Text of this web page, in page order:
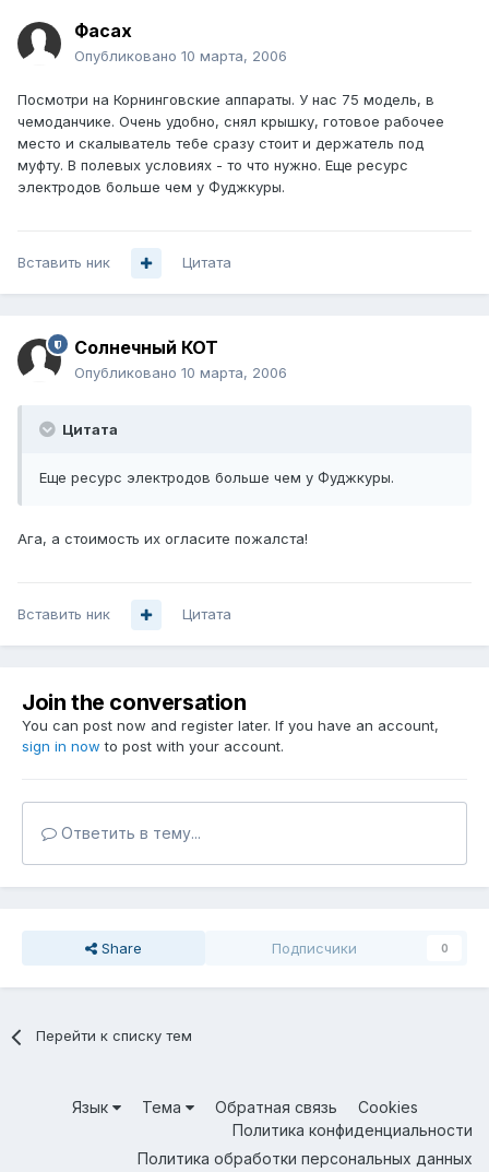
Фасах
Опубликовано 10 марта, 2006
Посмотри на Корнинговские аппараты. У нас 75 модель, в
чемоданчике. Очень удобно, снял крышку, готовое рабочее
место и скалыватель тебе сразу стоит и держатель под
муфту. В полевых условиях - то что нужно. Еще ресурс
электродов больше чем у Фуджкуры.
Вставить ник Цитата
Солнечный КОТ
Опубликовано 10 марта, 2006
Цитата
Еще ресурс электродов больше чем у Фуджкуры.
Ага, а стоимость их огласите пожалста!
Вставить ник Цитата
Join the conversation
You can post now and register later. If you have an account,
sign in now to post with your account.
Ответить в тему...
Share Подписчики 0
Перейти к списку тем
Язык Тема Обратная связь
Cookies
Политика конфиденциальности
Политика обработки персональных данных